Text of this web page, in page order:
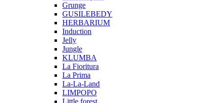
Grunge
GUSILEBEDY
HERBARIUM
Induction
Jelly
Jungle
KLUMBA
La Fioritura
La Prima
La-La-Land
LIMPOPO
Little forest